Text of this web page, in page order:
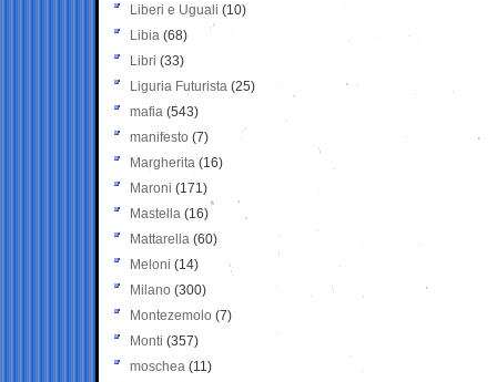
Liberi e Uguali (10)
Libia (68)
Libri (33)
Liguria Futurista (25)
mafia (543)
manifesto (7)
Margherita (16)
Maroni (171)
Mastella (16)
Mattarella (60)
Meloni (14)
Milano (300)
Montezemolo (7)
Monti (357)
moschea (11)